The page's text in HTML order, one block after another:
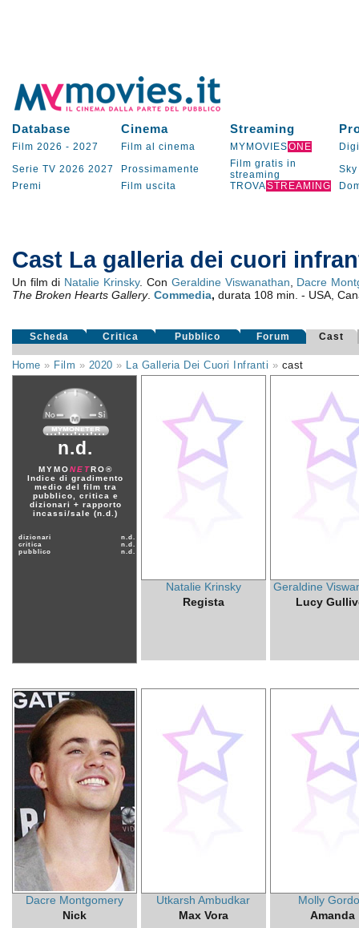
Database Cinema Streaming
Film 2026 - 2027 Film al cinema MYMOVIESONE
Serie TV 2026 2027 Prossimamente
Film gratis in
streaming
Sky
Premi
Film uscita TROVASTREAMING
Cast La galleria dei cuori
Un film di Natalie Krinsky. Con Geraldine Viswanathan
Dacre
The Broken Hearts Gallery. Commedia, durata 108 min. - USA,
Scheda Critica Pubblico Forum Cast
Home » Film » 2020 » La Galleria Dei Cuori Infranti » cast
n.d.
MYMONETRO®
Indice di gradimento
medio del film tra
pubblico, critica e
dizionari + rapporto
incassi/sale (n.d.)
dizionari
n.d.
critica
n.d.
pubblico
n.d.
Natalie Krinsky
Regista
Geraldine
Lucy
Dacre Montgomery
Nick
Utkarsh Ambudkar
Max Vora
Molly
Amanda